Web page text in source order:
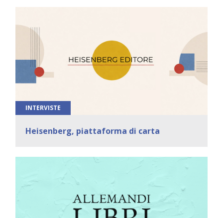
INTERVISTE
Heisenberg, piattaforma di carta